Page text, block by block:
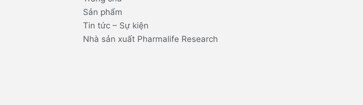
Sản phẩm
Tin tức – Sự kiện
Nhà sản xuất Pharmalife Research